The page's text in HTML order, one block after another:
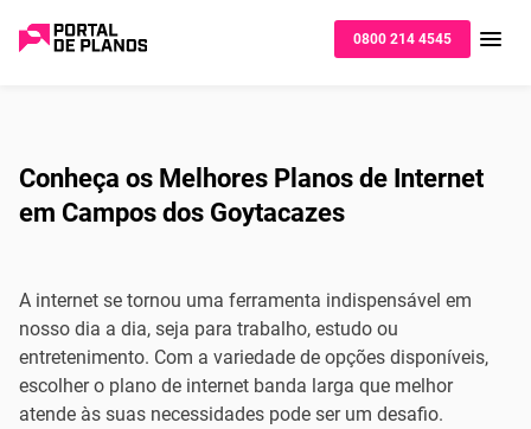
0800 214 4545
Conheça os Melhores Planos de Internet
em Campos dos Goytacazes
A internet se tornou uma ferramenta indispensável em
nosso dia a dia, seja para trabalho, estudo ou
entretenimento. Com a variedade de opções disponíveis,
escolher o plano de internet banda larga que melhor
atende às suas necessidades pode ser um desafio.